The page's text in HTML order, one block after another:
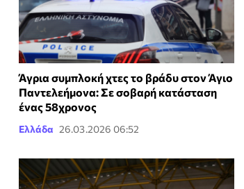
Άγρια συμπλοκή χτες το βράδυ στον Άγιο
Παντελεήμονα: Σε σοβαρή κατάσταση
ένας 58χρονος
Ελλάδα 26.03.2026 06:52